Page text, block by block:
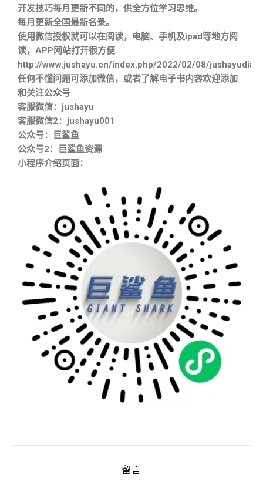
开发技巧每月更新不同的，供全方位学习思维。
每月更新全国最新名录。
使用微信授权就可以在阅读，电脑、手机及ipad等地方阅
读，APP网站打开很方便.
http://www.jushayu.cn/index.php/2022/02/08/
任何不懂问题可添加微信，或者了解电子书内容欢迎添加
和关注公众号
客服微信：jushayu
客服微信2：jushayu001
公众号：巨鲨鱼
公众号2：巨鲨鱼资源
小程序介绍页面：
留言